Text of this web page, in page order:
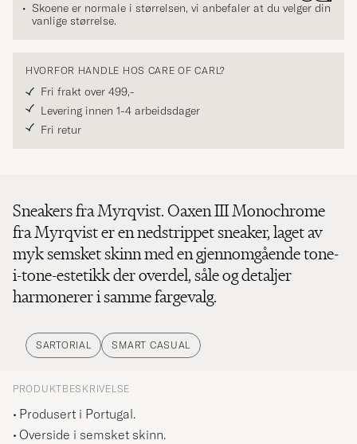
Skoene er normale i størrelsen, vi anbefaler at du velger din
vanlige størrelse.
HVORFOR HANDLE HOS CARE OF CARL?
Fri frakt over 499,-
Levering innen 1-4 arbeidsdager
Fri retur
Sneakers fra Myrqvist. Oaxen III Monochrome
fra Myrqvist er en nedstrippet sneaker, laget av
myk semsket skinn med en gjennomgående tone-
i-tone-estetikk der overdel, såle og detaljer
harmonerer i samme fargevalg.
SARTORIAL SMART CASUAL
PRODUKTBESKRIVELSE
Produsert i Portugal.
Overside i semsket skinn.